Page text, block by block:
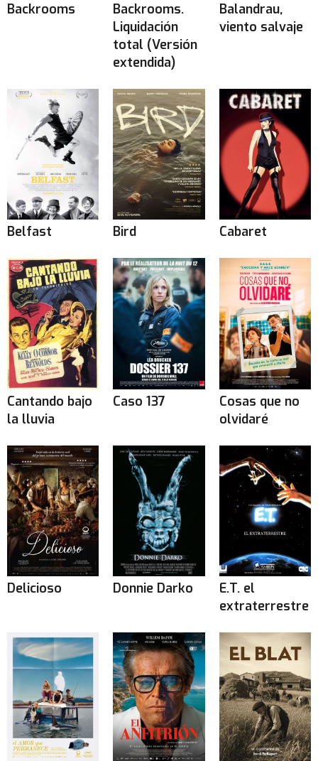
Backrooms
Backrooms.
Liquidación
total (Versión
extendida)
Balandrau,
viento salvaje
Belfast Bird Cabaret
Cantando bajo
la lluvia
Caso 137
Cosas que no
olvidaré
Delicioso Donnie Darko
E.T. el
extraterrestre